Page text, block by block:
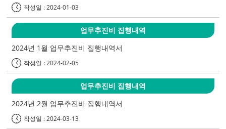
작성일 : 2024-01-03
업무추진비 집행내역
2024년 1월 업무추진비 집행내역서
작성일 : 2024-02-05
업무추진비 집행내역
2024년 2월 업무추진비 집행내역서
작성일 : 2024-03-13